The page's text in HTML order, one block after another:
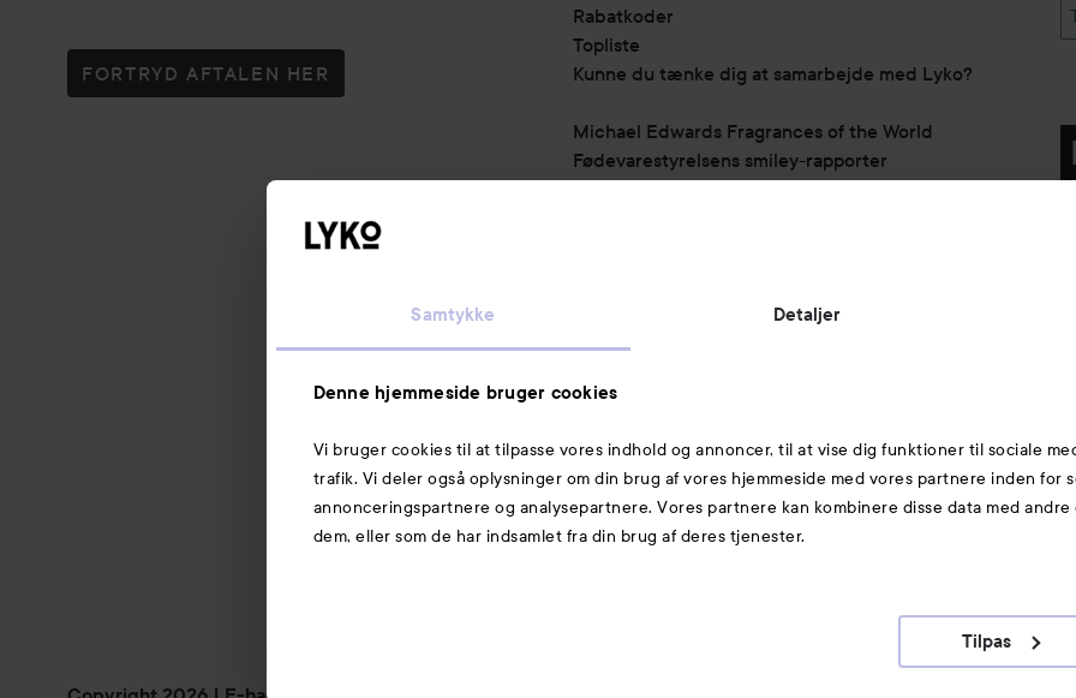
Samtykke Detaljer
Denne hjemmeside bruger cookies
Vi bruger cookies til at tilpasse vores indhold og annoncer, til at vise dig funktioner til sociale
trafik. Vi deler også oplysninger om din brug af vores hjemmeside med vores partnere inden for
annonceringspartnere og analysepartnere. Vores partnere kan kombinere disse data med
dem, eller som de har indsamlet fra din brug af deres tjenester.
Tilpas
FORTRYD AFTALEN HER
Rabatkoder
Topliste
Kunne du tænke dig at samarbejde med Lyko?
Michael Edwards Fragrances of the World
Fødevarestyrelsens smiley-rapporter
CVR nr.: 40753613
Mere at udforske
Glattejern